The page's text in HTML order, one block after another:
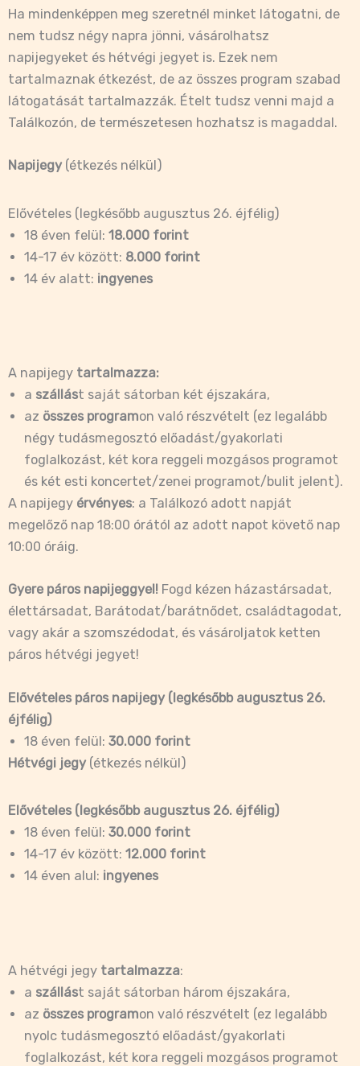
Ha mindenképpen meg szeretnél minket látogatni, de
nem tudsz négy napra jönni, vásárolhatsz
napijegyeket és hétvégi jegyet is. Ezek nem
tartalmaznak étkezést, de az összes program szabad
látogatását tartalmazzák. Ételt tudsz venni majd a
Találkozón, de természetesen hozhatsz is magaddal.
Napijegy (étkezés nélkül)
Elővételes (legkésőbb augusztus 26. éjfélig)
18 éven felül: 18.000 forint
14-17 év között: 8.000 forint
14 év alatt: ingyenes
A napijegy tartalmazza:
a szállást saját sátorban két éjszakára,
az összes programon való részvételt (ez legalább
négy tudásmegosztó előadást/gyakorlati
foglalkozást, két kora reggeli mozgásos programot
és két esti koncertet/zenei programot/bulit jelent).
A napijegy érvényes: a Találkozó adott napját
megelőző nap 18:00 órától az adott napot követő nap
10:00 óráig.
Gyere páros napijeggyel! Fogd kézen házastársadat,
élettársadat, Barátodat/barátnődet, családtagodat,
vagy akár a szomszédodat, és vásároljatok ketten
páros hétvégi jegyet!
Elővételes páros napijegy (legkésőbb augusztus 26.
éjfélig)
18 éven felül: 30.000 forint
Hétvégi jegy (étkezés nélkül)
Elővételes (legkésőbb augusztus 26. éjfélig)
18 éven felül: 30.000 forint
14-17 év között: 12.000 forint
14 éven alul: ingyenes
A hétvégi jegy tartalmazza:
a szállást saját sátorban három éjszakára,
az összes programon való részvételt (ez legalább
nyolc tudásmegosztó előadást/gyakorlati
foglalkozást, két kora reggeli mozgásos programot